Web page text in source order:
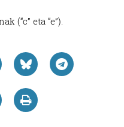
(“c” eta “e”).